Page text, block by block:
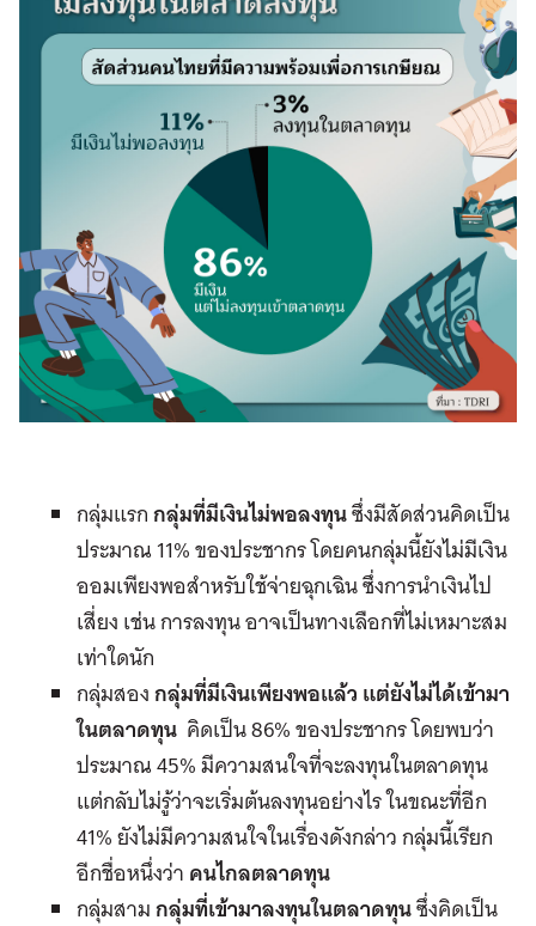
กลุ่มแรกกลุ่มที่มีเงินไม่พอลงทุนซึ่งมีสัดส่วนคิดเป็น
ประมาณ 11% ของประชากร โดยคนกลุ่มนี้ยังไม่มีเงิน
ออมเพียงพอสำหรับใช้จ่ายฉุกเฉิน ซึ่งการนำเงินไป
เสี่ยง เช่น การลงทุน อาจเป็นทางเลือกที่ไม่เหมาะสม
เท่าใดนัก
กลุ่มสองกลุ่มที่มีเงินเพียงพอแล้ว แต่ยังไม่ได้เข้ามา
ในตลาดทุน คิดเป็น 86% ของประชากร โดยพบว่า
ประมาณ 45% มีความสนใจที่จะลงทุนในตลาดทุน
แต่กลับไม่รู้ว่าจะเริ่มต้นลงทุนอย่างไร ในขณะที่อีก
41% ยังไม่มีความสนใจในเรื่องดังกล่าว กลุ่มนี้เรียก
อีกชื่อหนึ่งว่าคนไกลตลาดทุน
กลุ่มสามกลุ่มที่เข้ามาลงทุนในตลาดทุนซึ่งคิดเป็น